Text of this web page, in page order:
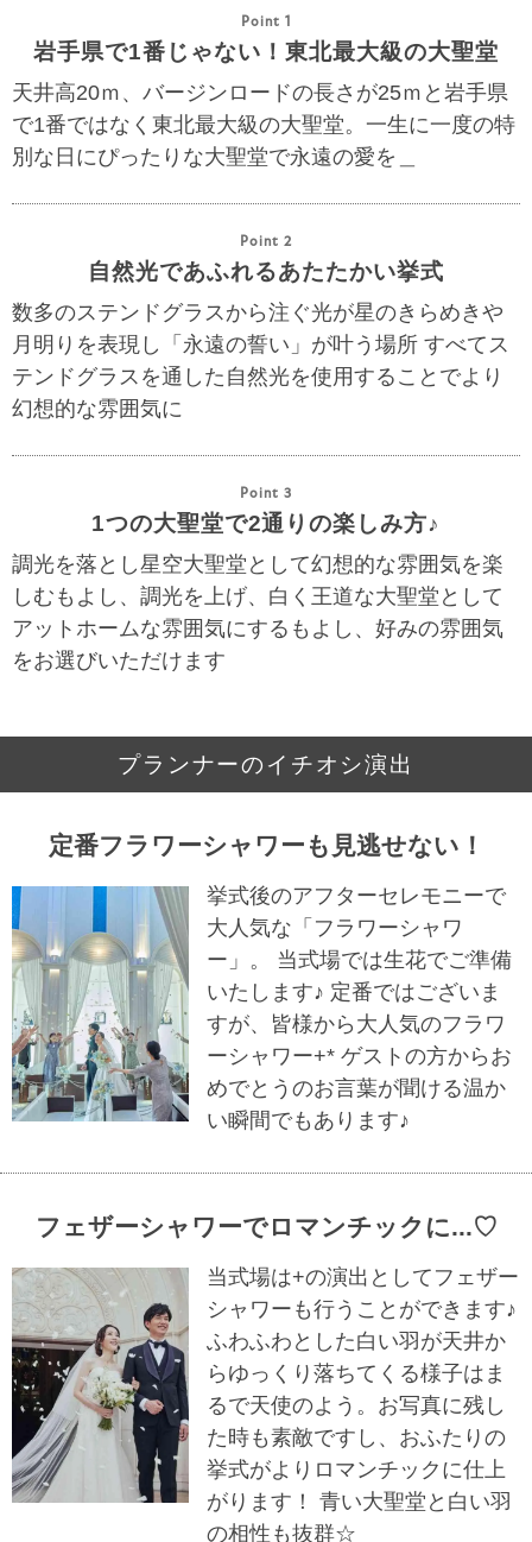
Point 1
岩手県で1番じゃない！東北最大級の大聖堂
天井高20ｍ、バージンロードの長さが25ｍと岩手県
で1番ではなく東北最大級の大聖堂。一生に一度の特
別な日にぴったりな大聖堂で永遠の愛を＿
Point 2
自然光であふれるあたたかい挙式
数多のステンドグラスから注ぐ光が星のきらめきや
月明りを表現し「永遠の誓い」が叶う場所 すべてス
テンドグラスを通した自然光を使用することでより
幻想的な雰囲気に
Point 3
1つの大聖堂で2通りの楽しみ方♪
調光を落とし星空大聖堂として幻想的な雰囲気を楽
しむもよし、調光を上げ、白く王道な大聖堂として
アットホームな雰囲気にするもよし、好みの雰囲気
をお選びいただけます
プランナーのイチオシ演出
定番フラワーシャワーも見逃せない！
挙式後のアフターセレモニーで
大人気な「フラワーシャワ
ー」。 当式場では生花でご準備
いたします♪ 定番ではございま
すが、皆様から大人気のフラワ
ーシャワー+* ゲストの方からお
めでとうのお言葉が聞ける温か
い瞬間でもあります♪
フェザーシャワーでロマンチックに...♡
当式場は+の演出としてフェザー
シャワーも行うことができます♪
ふわふわとした白い羽が天井か
らゆっくり落ちてくる様子はま
るで天使のよう。お写真に残し
た時も素敵ですし、おふたりの
挙式がよりロマンチックに仕上
がります！ 青い大聖堂と白い羽
の相性も抜群☆